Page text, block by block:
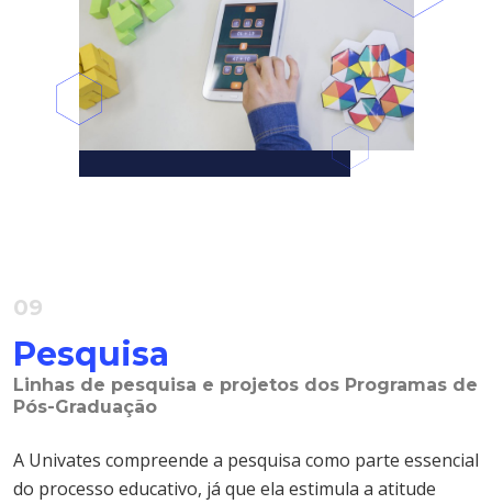
09
Pesquisa
Linhas de pesquisa e projetos dos Programas de
Pós-Graduação
A Univates compreende a pesquisa como parte essencial
do processo educativo, já que ela estimula a atitude